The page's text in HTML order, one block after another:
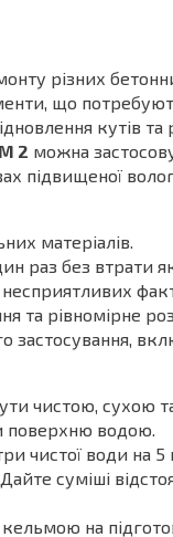
різних
що
кутів
2 можна
підвищеної
матеріалів.
раз без втрати
та рівномірне
застосування,
чистою, сухою
поверхню водою.
чистої води на 5
суміші
на